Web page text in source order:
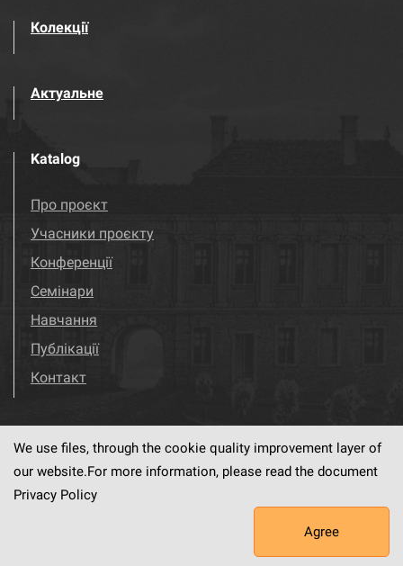
Колекції
Актуальне
Katalog
Про проєкт
Учасники проєкту
Конференції
Семінари
Навчання
Публікації
Контакт
Visit us! Facebook
software created by
We use files, through the cookie quality improvement layer of
our website.For more information, please read the document
Privacy Policy
Agree